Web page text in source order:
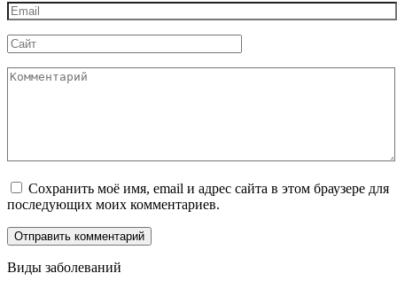
Email
*
Сайт
Комментарий
Сохранить моё имя, email и адрес сайта в этом браузере для
последующих моих комментариев.
Виды заболеваний